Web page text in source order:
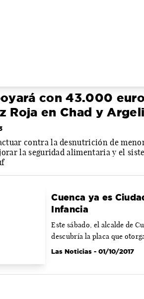
con 43.000
Roja en Chad y
contra la desnutrición de
la seguridad alimentaria y el
Cuenca ya es
Infancia
Este sábado, el alcalde de
descubría la placa que
Las Noticias - 01/10/2017